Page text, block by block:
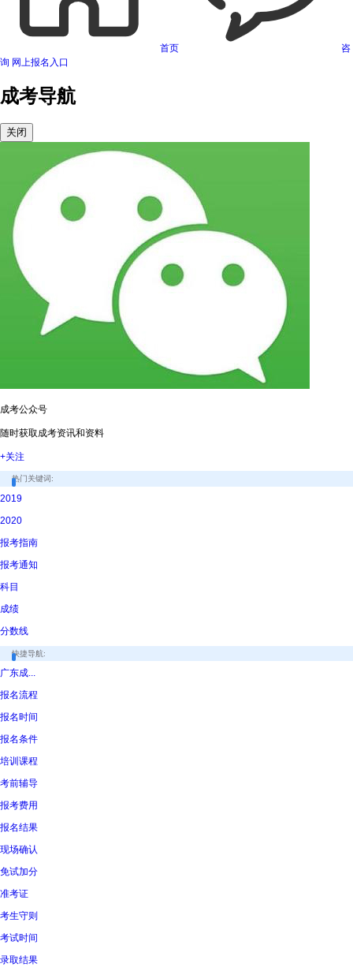
首页
咨
询 网上报名入口
成考导航
关闭
成考公众号
随时获取成考资讯和资料
+关注
热门关键词:
2019
2020
报考指南
报考通知
科目
成绩
分数线
快捷导航:
广东成...
报名流程
报名时间
报名条件
培训课程
考前辅导
报考费用
报名结果
现场确认
免试加分
准考证
考生守则
考试时间
录取结果